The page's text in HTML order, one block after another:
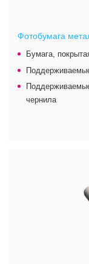
Фотобумага
Бумага,
чернила